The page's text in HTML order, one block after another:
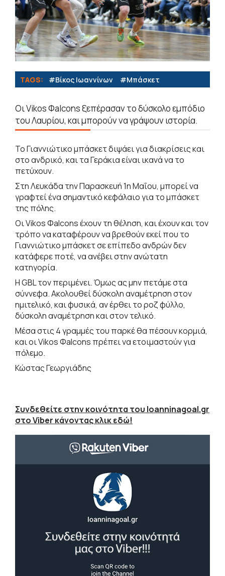
TAGS: #Βίκος Ιωαννίνων #Μπάσκετ
Οι Vikos Φalcons ξεπέρασαν το δύσκολο εμπόδιο
του Λαυρίου, και μπορούν να γράψουν ιστορία.
Το Γιαννιώτικο μπάσκετ διψάει για διακρίσεις και
στο ανδρικό, και τα Γεράκια είναι ικανά να το
πετύχουν.
Στη Λευκάδα την Παρασκευή 1η Μαΐου, μπορεί να
γραφτεί ένα σημαντικό κεφάλαιο για το μπάσκετ
της πόλης.
Οι Vikos Φalcons έχουν τη θέληση, και έχουν και τον
τρόπο να καταφέρουν να βρεθούν εκεί που το
Γιαννιώτικο μπάσκετ σε επίπεδο ανδρών δεν
κατάφερε ποτέ, να ανέβει στην ανώτατη
κατηγορία.
Η GBL τον περιμένει. Όμως ας μην πετάμε στα
σύννεφα. Ακολουθεί δύσκολη αναμέτρηση στον
ημιτελικό, και φυσικά, αν έρθει το ροζ φύλλο,
δύσκολη αναμέτρηση και στον τελικό.
Μέσα στις 4 γραμμές του παρκέ θα πέσουν κορμιά,
και οι Vikos Φalcons πρέπει να ετοιμαστούν για
πόλεμο.
Κώστας Γεωργιάδης
Συνδεθείτε στην κοινότητα του Ioanninagoal.gr
στο Viber κάνοντας κλικ εδώ!